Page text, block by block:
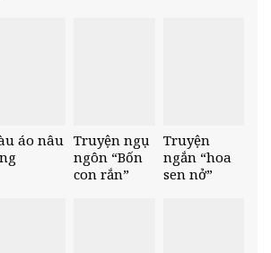
áo nâu Truyện ngụ
ngôn “Bốn
con rắn”
Truyện
ngắn “hoa
sen nở”